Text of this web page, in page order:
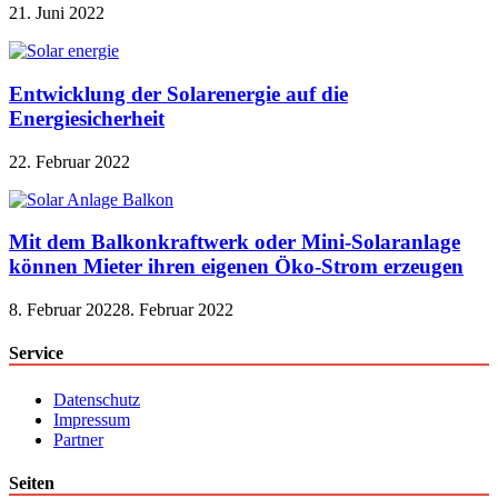
21. Juni 2022
Entwicklung der Solarenergie auf die
Energiesicherheit
22. Februar 2022
Mit dem Balkonkraftwerk oder Mini-Solaranlage
können Mieter ihren eigenen Öko-Strom erzeugen
8. Februar 20228. Februar 2022
Service
Datenschutz
Impressum
Partner
Seiten